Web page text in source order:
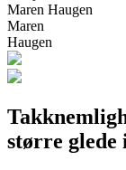
Maren Haugen
Maren
Haugen
større glede